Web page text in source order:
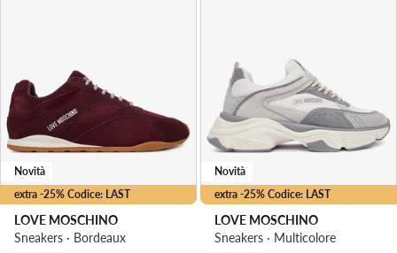
extra -25% Codice: LAST
Novità
LOVE MOSCHINO
Sneakers · Bordeaux
extra -25% Codice: LAST
Novità
LOVE MOSCHINO
Sneakers · Multicolore